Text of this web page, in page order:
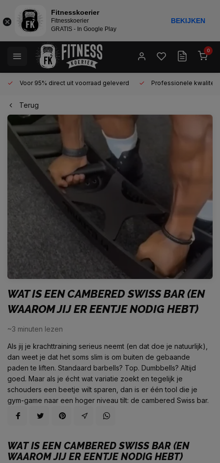
0
Voor 95% direct uit voorraad geleverd Professionele kwaliteit
Terug
WAT IS EEN CAMBERED SWISS BAR (EN
WAAROM JIJ ER EENTJE NODIG HEBT)
~3 minuten lezen
Als jij je krachttraining serieus neemt (en dat doe je natuurlijk),
dan weet je dat het soms slim is om buiten de gebaande
paden te liften. Standaard barbells? Top. Dumbbells? Altijd
goed. Maar als je écht wat variatie zoekt en tegelijk je
schouders een beetje wilt sparen, dan is er één tool die je
gym-game naar een hoger niveau tilt: de cambered Swiss bar.
WAT IS EEN CAMBERED SWISS BAR (EN
WAAROM JIJ ER EENTJE NODIG HEBT)
Fitnesskoerier
Fitnesskoerier
GRATIS - In Google Play
BEKIJKEN